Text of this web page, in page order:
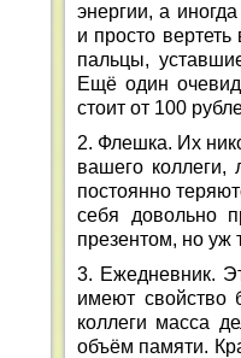
энергии, а
и просто
пальцы,
Ещё один
стоит от 100
2. Флешка. Их
вашего коллеги,
постоянно
себя довольно
презентом, но уж
3. Ежедневник.
имеют свойство
коллеги масса
объём памяти.